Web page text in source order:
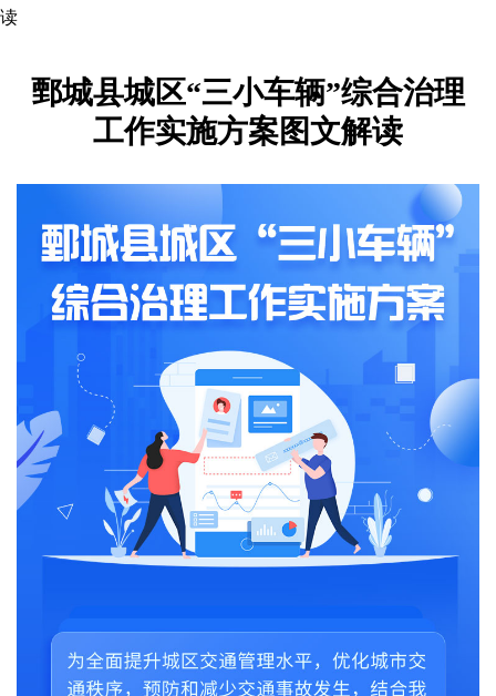
读
鄄城县城区“三小车辆”综合治理
工作实施方案图文解读